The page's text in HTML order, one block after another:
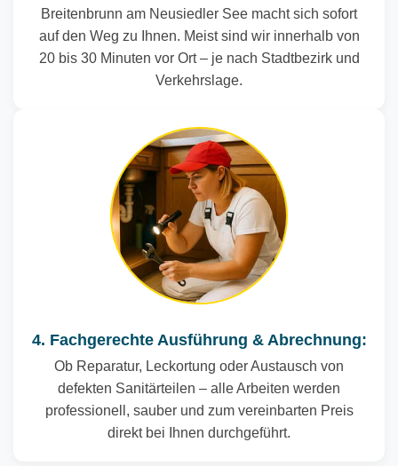
Breitenbrunn am Neusiedler See macht sich sofort
auf den Weg zu Ihnen. Meist sind wir innerhalb von
20 bis 30 Minuten vor Ort – je nach Stadtbezirk und
Verkehrslage.
4. Fachgerechte Ausführung & Abrechnung:
Ob Reparatur, Leckortung oder Austausch von
defekten Sanitärteilen – alle Arbeiten werden
professionell, sauber und zum vereinbarten Preis
direkt bei Ihnen durchgeführt.